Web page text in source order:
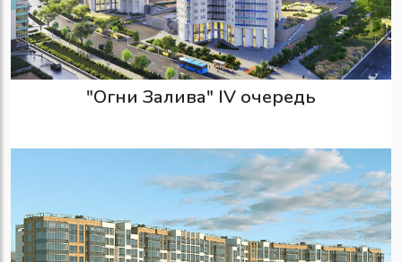
"Огни Залива" IV очередь